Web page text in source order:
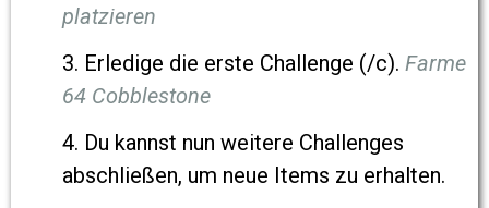
platzieren
3. Erledige die erste Challenge (/c). Farme
64 Cobblestone
4. Du kannst nun weitere Challenges
abschließen, um neue Items zu erhalten.